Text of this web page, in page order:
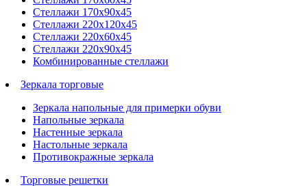
Стеллажи 170х90х45
Стеллажи 220х120х45
Стеллажи 220х60х45
Стеллажи 220х90х45
Комбинированные стеллажи
Зеркала торговые
Зеркала напольные для примерки обуви
Напольные зеркала
Настенные зеркала
Настольные зеркала
Противокражные зеркала
Торговые решетки